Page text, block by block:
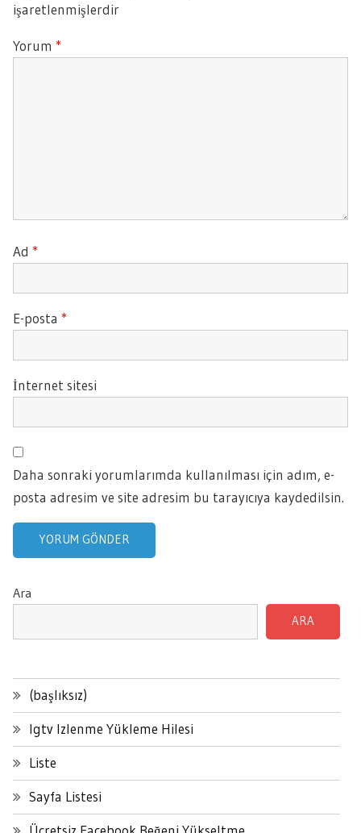
işaretlenmişlerdir
Yorum *
Ad *
E-posta *
İnternet sitesi
Daha sonraki yorumlarımda kullanılması için adım, e-
posta adresim ve site adresim bu tarayıcıya kaydedilsin.
Ara
ARA
(başlıksız)
Igtv Izlenme Yükleme Hilesi
Liste
Sayfa Listesi